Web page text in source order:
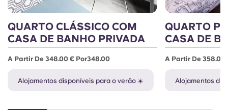
QUARTO CLÁSSICO COM
CASA DE BANHO PRIVADA
A Partir De 348.00 € Por348.00
Alojamentos disponíveis para o verão ☀️
QUARTO
CASA DE
A Partir De 358.00
Alojamentos